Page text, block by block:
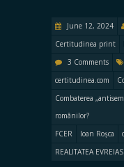
June 12, 2024
Certitudinea print
3 Comments
certitudinea.com
Combaterea
românilor?
FCER
Ioan Roșca
REALITATEA